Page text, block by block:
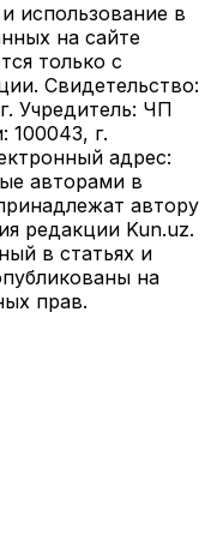
использование в
на сайте
только с
Свидетельство:
Учредитель: ЧП
100043, г.
адрес:
авторами в
автору
редакции Kun.uz.
в статьях и
на
прав.